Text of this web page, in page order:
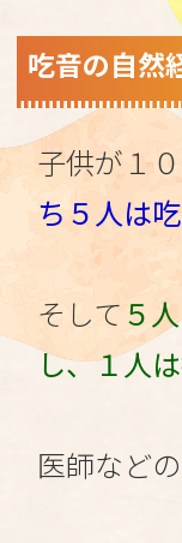
吃音の自
子供が１
ち５人は
そして ５
し、１人
医師など